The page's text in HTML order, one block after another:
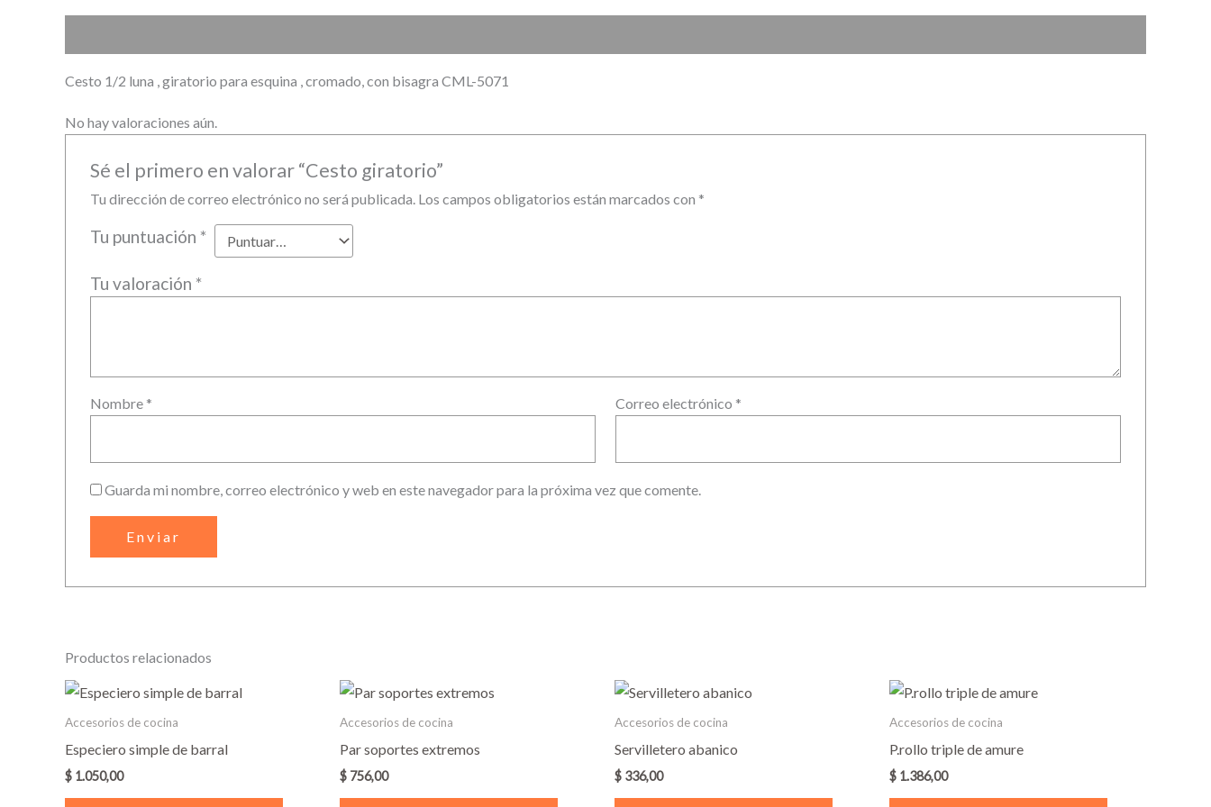
Cesto 1/2 luna , giratorio para esquina , cromado, con bisagra CML-5071
No hay valoraciones aún.
Sé el primero en valorar “Cesto giratorio”
Tu dirección de correo electrónico no será publicada. Los campos obligatorios están marcados con *
Tu puntuación *
Tu valoración *
Nombre * Correo electrónico *
Guarda mi nombre, correo electrónico y web en este navegador para la próxima vez que comente.
Productos relacionados
Accesorios de cocina
Especiero simple de barral
$ 1.050,00
Accesorios de cocina
Par soportes extremos
$ 756,00
Accesorios de cocina
Servilletero abanico
$ 336,00
Accesorios de cocina
P.rollo triple de amure
$ 1.386,00